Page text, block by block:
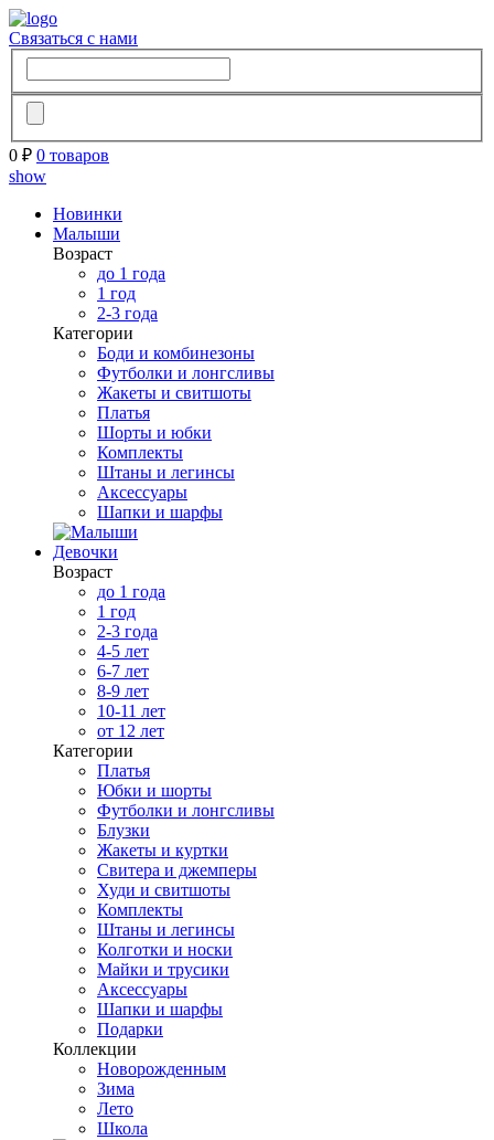
Связаться с нами
0 ₽ 0 товаров
show
Новинки
Малыши
Возраст
до 1 года
1 год
2-3 года
Категории
Боди и комбинезоны
Футболки и лонгсливы
Жакеты и свитшоты
Платья
Шорты и юбки
Комплекты
Штаны и легинсы
Аксессуары
Шапки и шарфы
Девочки
Возраст
до 1 года
1 год
2-3 года
4-5 лет
6-7 лет
8-9 лет
10-11 лет
от 12 лет
Категории
Платья
Юбки и шорты
Футболки и лонгсливы
Блузки
Жакеты и куртки
Свитера и джемперы
Худи и свитшоты
Комплекты
Штаны и легинсы
Колготки и носки
Майки и трусики
Аксессуары
Шапки и шарфы
Подарки
Коллекции
Новорожденным
Зима
Лето
Школа